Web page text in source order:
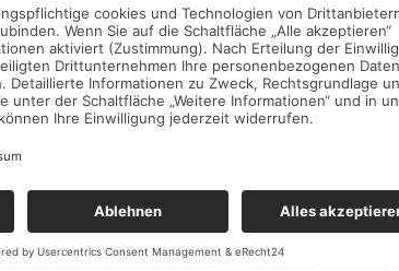
Thema Bauenim
Planungsvorschläge